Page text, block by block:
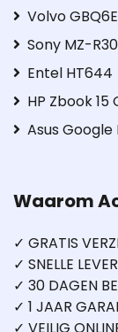
Volvo
Sony MZ-
Entel HT644
HP Zbook 15
Asus Google
Waarom
✓ GRATIS
✓ SNELLE
✓ 30 DAGEN
✓ 1 JAAR